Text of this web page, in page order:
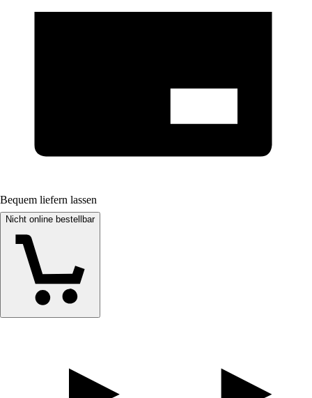
Bequem liefern lassen
Nicht online bestellbar